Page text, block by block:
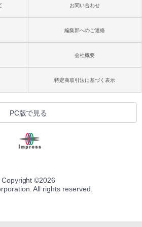
お問い合わせ
編集部へのご連絡
会社概要
特定商取引法に基づく表示
PC版で見る
Copyright ©2026
All rights reserved.